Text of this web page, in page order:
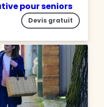
pour seniors
Devis gratuit